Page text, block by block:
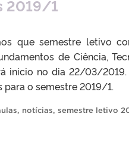
2019/1
que semestre letivo
de Ciência,
inicio no dia 22/03/
para o semestre 2019/1.
, notícias, semestre letivo